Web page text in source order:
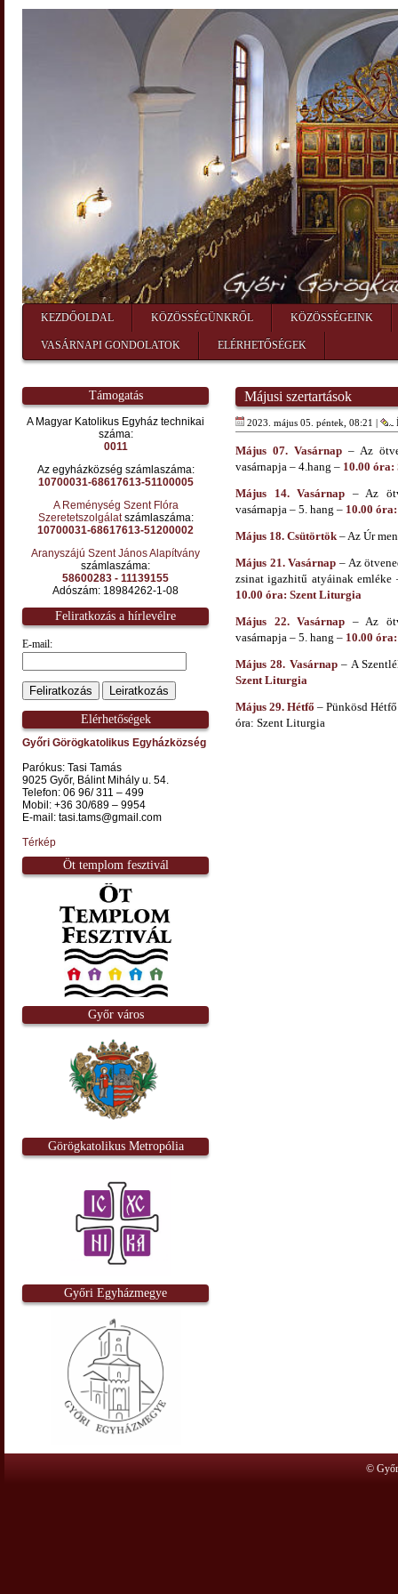
KEZDŐOLDAL KÖZÖSSÉGÜNKRŐL KÖZÖSSÉGEINK
VASÁRNAPI GONDOLATOK ELÉRHETŐSÉGEK
Támogatás
A Magyar Katolikus Egyház technikai
száma:
0011
Az egyházközség számlaszáma:
10700031-68617613-51100005
A Reménység Szent Flóra
Szeretetszolgálatszámlaszáma:
10700031-68617613-51200002
Aranyszájú Szent János Alapítvány
számlaszáma:
58600283 - 11139155
Adószám: 18984262-1-08
Feliratkozás a hírlevélre
E-mail:
Elérhetőségek
Győri Görögkatolikus Egyházközség
Parókus: Tasi Tamás
9025 Győr, Bálint Mihály u. 54.
Telefon: 06 96/ 311 – 499
Mobil: +36 30/689 – 9954
E-mail: tasi.tams@gmail.com
Térkép
Öt templom fesztivál
Győr város
Görögkatolikus Metropólia
Győri Egyházmegye
Májusi szertartások
2023. május 05. péntek, 08:21 |
Május 07. Vasárnap– Az
vasárnapja – 4.hang – 10.00 óra:
Május 14. Vasárnap – Az
vasárnapja – 5. hang – 10.00
Május 18. Csütörtök – Az Úr
Május 21. Vasárnap – Az
zsinat igazhitű atyáinak
10.00 óra: Szent Liturgia
Május 22. Vasárnap – Az
vasárnapja – 5. hang – 10.00
Május 28. Vasárnap– A
Szent Liturgia
Május 29. Hétfő – Pünkösd
óra: Szent Liturgia
©